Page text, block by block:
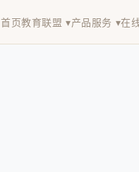
首页教育联盟 ▾产品服务 ▾在